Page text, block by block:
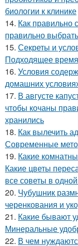
биологии к клинике
14. Как правильно
правильно
15. Секреты и
Подходящее
16. Условия
домашних
17. В августе
чтобы кочаны
хранились
18. Как вылечить
Современные
19. Какие
Какие цветы
все советы в
20. Чубушник
черенкования и
21. Какие бывают
Минеральные
22. В чем